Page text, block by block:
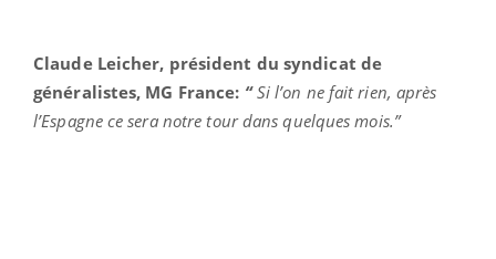
Claude Leicher, président du syndicat de
généralistes, MG France: “Si l’on ne fait rien, après
l’Espagne ce sera notre tour dans quelques mois.”